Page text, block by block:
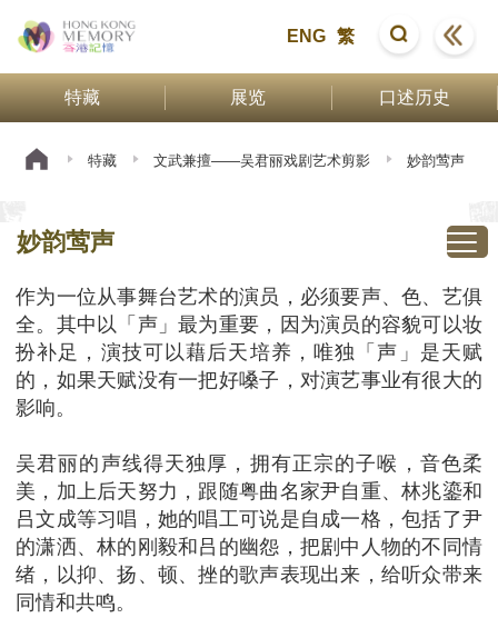
ENG 繁
特藏 展览 口述历史
特藏 文武兼擅——吴君丽戏剧艺术剪影 妙韵莺声
妙韵莺声
作为一位从事舞台艺术的演员，必须要声、色、艺俱
全。其中以「声」最为重要，因为演员的容貌可以妆
扮补足，演技可以藉后天培养，唯独「声」是天赋
的，如果天赋没有一把好嗓子，对演艺事业有很大的
影响。
吴君丽的声线得天独厚，拥有正宗的子喉，音色柔
美，加上后天努力，跟随粤曲名家尹自重、林兆鎏和
吕文成等习唱，她的唱工可说是自成一格，包括了尹
的潇洒、林的刚毅和吕的幽怨，把剧中人物的不同情
绪，以抑、扬、顿、挫的歌声表现出来，给听众带来
同情和共鸣。